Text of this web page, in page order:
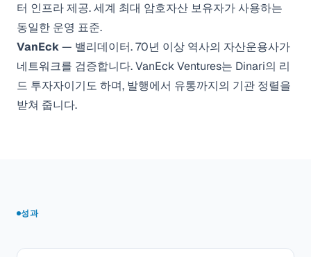
터 인프라 제공. 세계 최대 암호자산 보유자가 사용하는
동일한 운영 표준.
VanEck— 밸리데이터. 70년 이상 역사의 자산운용사가
네트워크를 검증합니다. VanEck Ventures는 Dinari의 리
드 투자자이기도 하며, 발행에서 유통까지의 기관 정렬을
받쳐 줍니다.
성과